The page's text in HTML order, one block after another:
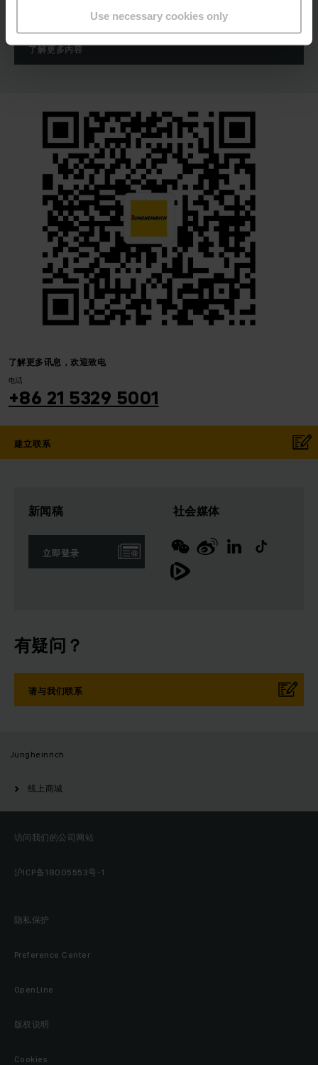
Use necessary cookies only
了解更多内容
了解更多讯息，欢迎致电
电话
+86 21 5329 5001
建立联系
新闻稿
立即登录
社会媒体
有疑问？
请与我们联系
Jungheinrich
线上商城
访问我们的公司网站
沪ICP备18005553号-1
隐私保护
Preference Center
OpenLine
版权说明
Cookies